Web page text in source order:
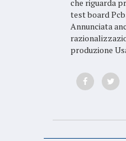
che riguarda
test board
Annunciata
produzione